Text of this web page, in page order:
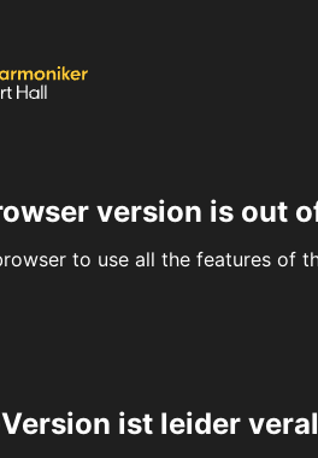
version is out
to use all the features of
ist leider